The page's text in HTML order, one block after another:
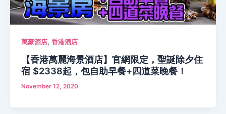
萬豪酒店, 香港酒店
【香港萬麗海景酒店】官網限定，聖誕除夕住
宿 $2338起，包自助早餐+四道菜晚餐！
November 12, 2020